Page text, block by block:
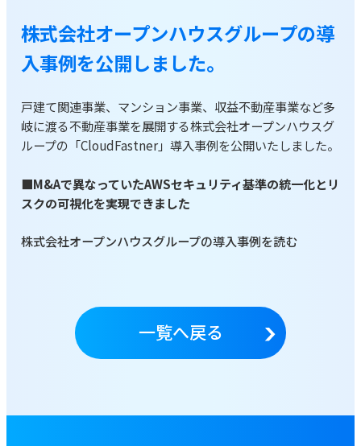
お問い合わせ
株式会社オープンハウスグループの導
入事例を公開しました。
戸建て関連事業、マンション事業、収益不動産事業など多
岐に渡る不動産事業を展開する株式会社オープンハウスグ
ループの「CloudFastner」導入事例を公開いたしました。
■M&Aで異なっていたAWSセキュリティ基準の統一化とリ
スクの可視化を実現できました
株式会社オープンハウスグループの導入事例を読む
一覧へ戻る